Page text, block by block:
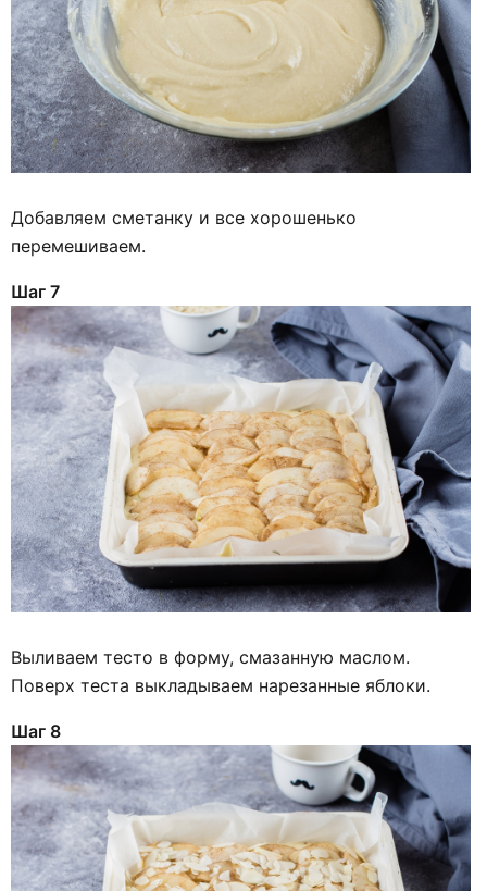
Добавляем сметанку и все хорошенько
перемешиваем.
Шаг 7
Выливаем тесто в форму, смазанную маслом.
Поверх теста выкладываем нарезанные яблоки.
Шаг 8